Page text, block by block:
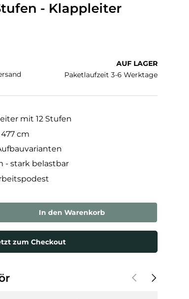
- Klappleiter
AUF LAGER
Paketlaufzeit 3-6 Werktage
mit 12 Stufen
cm
- stark belastbar
In den Warenkorb
zum Checkout
VorherigeNächste